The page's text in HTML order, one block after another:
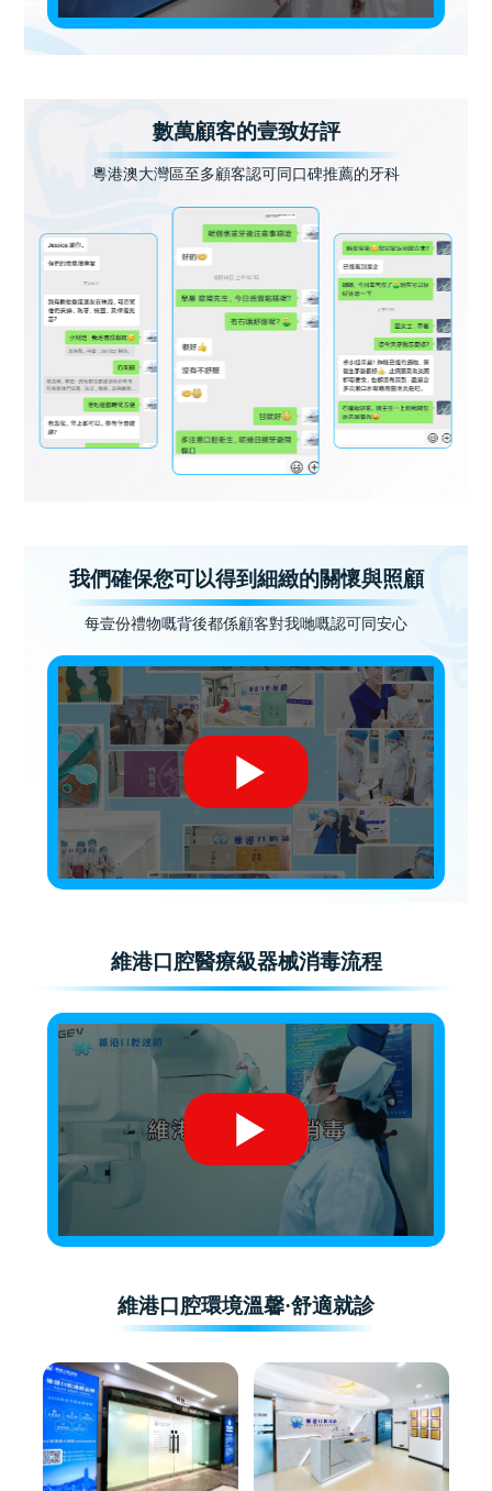
數萬顧客的壹致好評
粵港澳大灣區至多顧客認可同口碑推薦的牙科
我們確保您可以得到細緻的關懷與照顧
每壹份禮物嘅背後都係顧客對我哋嘅認可同安心
維港口腔醫療級器械消毒流程
維港口腔環境溫馨·舒適就診